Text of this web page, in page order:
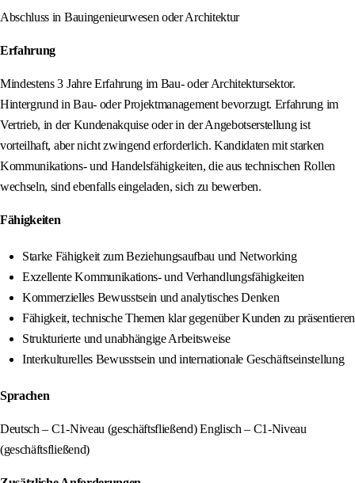
Abschluss in Bauingenieurwesen oder Architektur
Erfahrung
Mindestens 3 Jahre Erfahrung im Bau- oder Architektursektor.
Hintergrund in Bau- oder Projektmanagement bevorzugt. Erfahrung im
Vertrieb, in der Kundenakquise oder in der Angebotserstellung ist
vorteilhaft, aber nicht zwingend erforderlich. Kandidaten mit starken
Kommunikations- und Handelsfähigkeiten, die aus technischen Rollen
wechseln, sind ebenfalls eingeladen, sich zu bewerben.
Fähigkeiten
Starke Fähigkeit zum Beziehungsaufbau und Networking
Exzellente Kommunikations- und Verhandlungsfähigkeiten
Kommerzielles Bewusstsein und analytisches Denken
Fähigkeit, technische Themen klar gegenüber Kunden zu präsentieren
Strukturierte und unabhängige Arbeitsweise
Interkulturelles Bewusstsein und internationale Geschäftseinstellung
Sprachen
Deutsch – C1-Niveau (geschäftsfließend) Englisch – C1-Niveau
(geschäftsfließend)